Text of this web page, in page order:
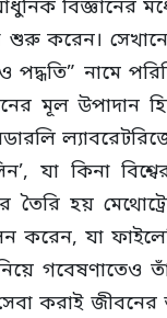
বিজ্ঞানের
শুরু করেন।
নামে
মূল উপাদান
যা কিনা বিশ্বের
তৈরি হয়
করেন, যা
গবেষণাতেও
করাই